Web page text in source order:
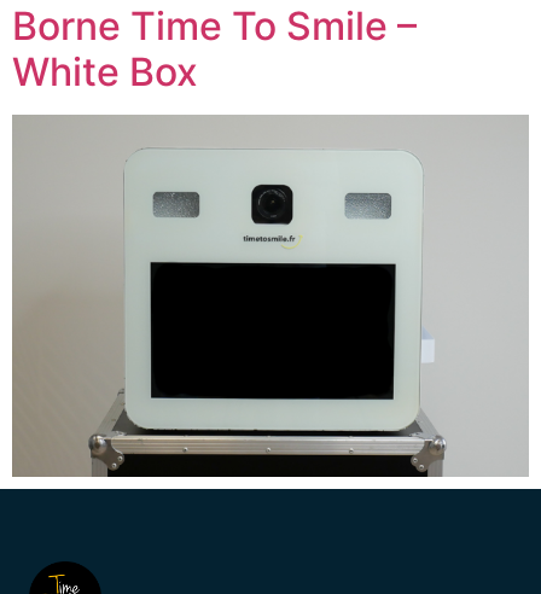
Borne Time To Smile –
White Box